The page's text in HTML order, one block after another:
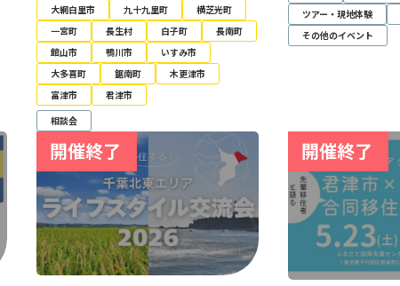
大網白里市
九十九里町
横芝光町
一宮町
長生村 白子町
長南町
館山市
鴨川市
いすみ市
大多喜町
鋸南町
木更津市
富津市
君津市
相談会
ツアー・現地体験
その他のイベント